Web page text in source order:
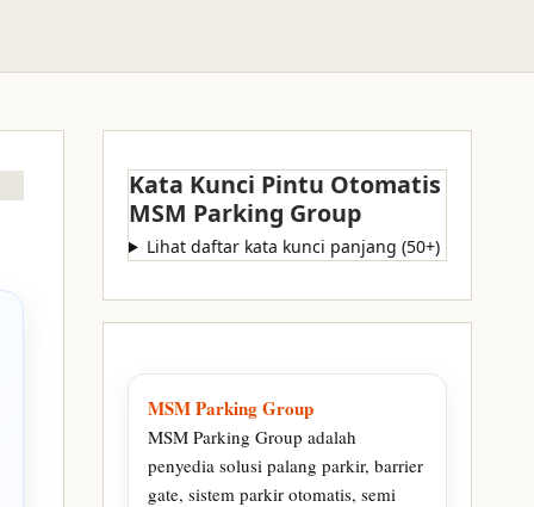
Kata Kunci Pintu Otomatis
MSM Parking Group
Lihat daftar kata kunci panjang (50+)
MSM Parking Group
MSM Parking Group adalah
penyedia solusi palang parkir, barrier
gate, sistem parkir otomatis, semi